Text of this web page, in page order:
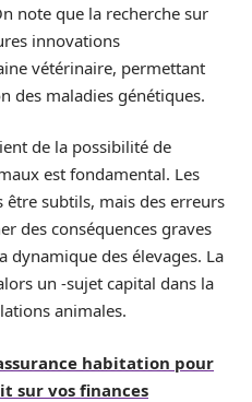
note que la recherche sur
innovations
vétérinaire, permettant
des maladies génétiques.
de la possibilité de
est fondamental. Les
être subtils, mais des erreurs
des conséquences graves
dynamique des élevages. La
un -sujet capital dans la
animales.
habitation pour
sur vos finances